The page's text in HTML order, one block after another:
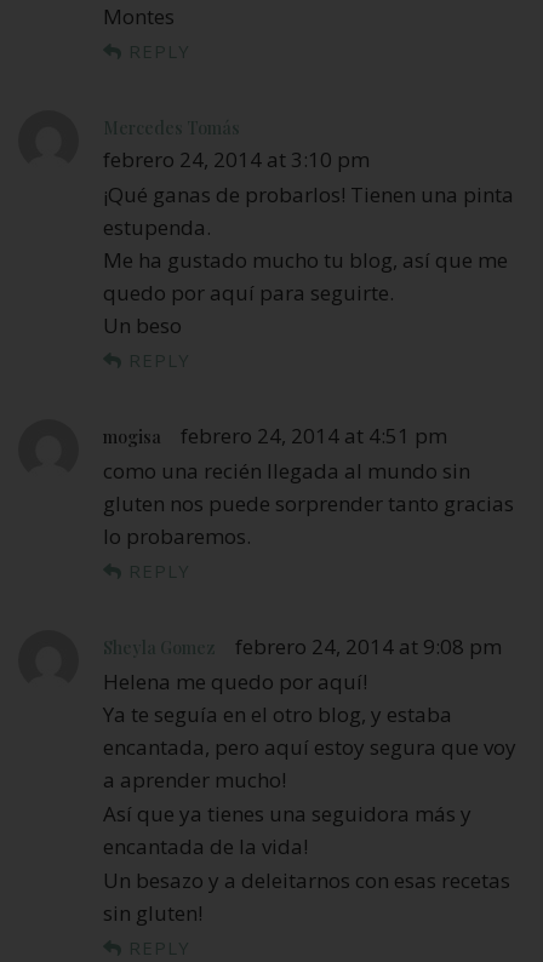
Montes
REPLY
Mercedes Tomás
febrero 24, 2014 at 3:10 pm
¡Qué ganas de probarlos! Tienen una pinta
estupenda.
Me ha gustado mucho tu blog, así que me
quedo por aquí para seguirte.
Un beso
REPLY
mogisa
febrero 24, 2014 at 4:51 pm
como una recién llegada al mundo sin
gluten nos puede sorprender tanto gracias
lo probaremos.
REPLY
Sheyla Gomez
febrero 24, 2014 at 9:08 pm
Helena me quedo por aquí!
Ya te seguía en el otro blog, y estaba
encantada, pero aquí estoy segura que voy
a aprender mucho!
Así que ya tienes una seguidora más y
encantada de la vida!
Un besazo y a deleitarnos con esas recetas
sin gluten!
REPLY